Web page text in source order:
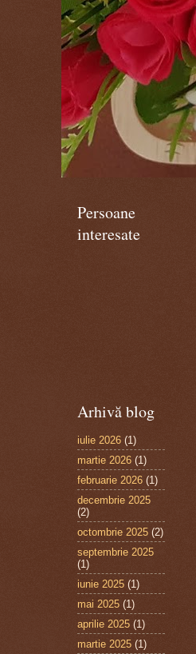
Persoane
interesate
Arhivă blog
iulie 2026 (1)
martie 2026 (1)
februarie 2026 (1)
decembrie 2025
(2)
octombrie 2025 (2)
septembrie 2025
(1)
iunie 2025 (1)
mai 2025 (1)
aprilie 2025 (1)
martie 2025 (1)